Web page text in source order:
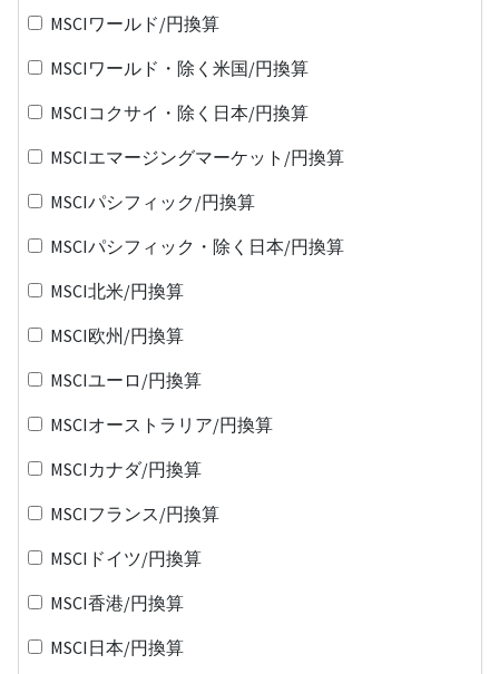
MSCIワールド/円換算
MSCIワールド・除く米国/円換算
MSCIコクサイ・除く日本/円換算
MSCIエマージングマーケット/円換算
MSCIパシフィック/円換算
MSCIパシフィック・除く日本/円換算
MSCI北米/円換算
MSCI欧州/円換算
MSCIユーロ/円換算
MSCIオーストラリア/円換算
MSCIカナダ/円換算
MSCIフランス/円換算
MSCIドイツ/円換算
MSCI香港/円換算
MSCI日本/円換算